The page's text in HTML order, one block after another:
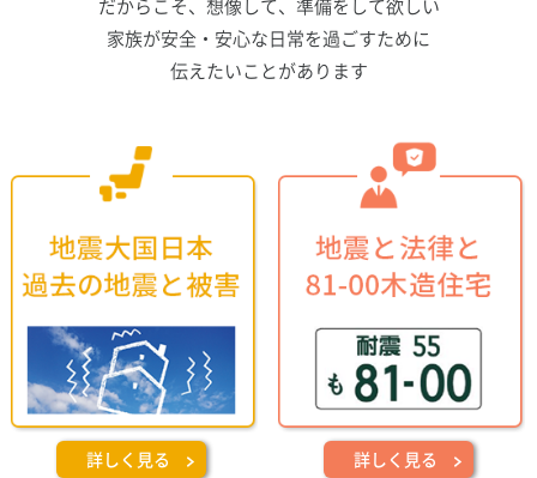
だからこそ、想像して、準備をして欲しい
家族が安全・安心な日常を過ごすために
伝えたいことがあります
詳しく見る 詳しく見る